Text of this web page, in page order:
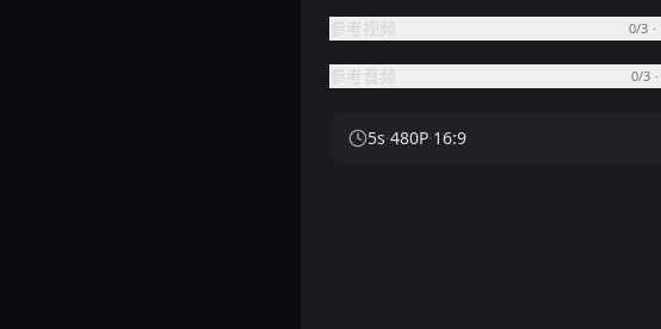
参考视频 0/3 ·
参考音频 0/3 ·
5s·480P·16:9